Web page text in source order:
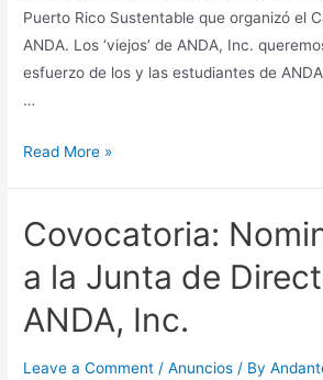
Puerto Rico Sustentable que organizó el
ANDA. Los ‘viejos’ de ANDA, Inc.
esfuerzo de los y las estudiantes de
…
Lo
ANDA:
convocatorias,
y
Marcha
Read More »
Covocatoria:
a la Junta de
ANDA, Inc.
Leave a Comment /Anuncios / By